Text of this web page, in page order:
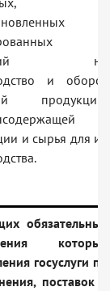
и
на
и оборот
продукции,
и сырья для их
обязательные
которых
госуслуги по
поставок и